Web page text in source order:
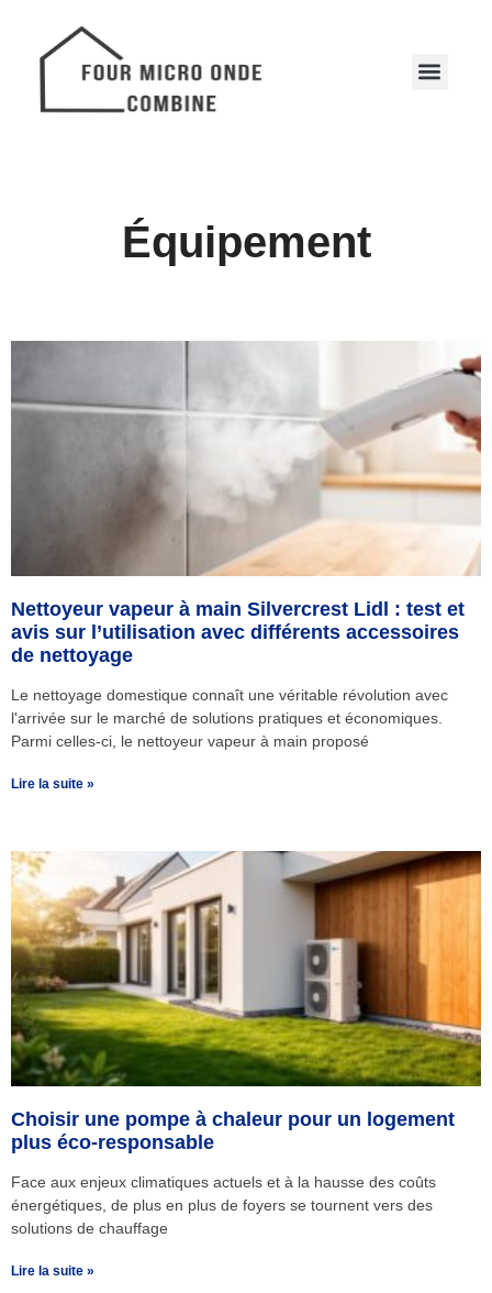
Équipement
Nettoyeur vapeur à main Silvercrest Lidl : test et
avis sur l’utilisation avec différents accessoires
de nettoyage
Le nettoyage domestique connaît une véritable révolution avec
l'arrivée sur le marché de solutions pratiques et économiques.
Parmi celles-ci, le nettoyeur vapeur à main proposé
Lire la suite »
Choisir une pompe à chaleur pour un logement
plus éco-responsable
Face aux enjeux climatiques actuels et à la hausse des coûts
énergétiques, de plus en plus de foyers se tournent vers des
solutions de chauffage
Lire la suite »